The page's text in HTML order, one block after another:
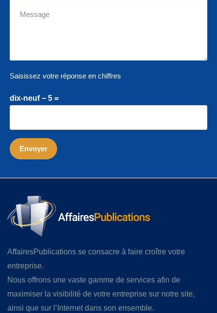
Saisissez votre réponse en chiffres
dix-neuf − 5 =
AffairesPublications se consacre à faire croître votre
entreprise.
Nous offrons une vaste gamme de services afin de
maximiser la visibilité de votre entreprise sur notre site,
ainsi que sur l’Internet dans son ensemble.